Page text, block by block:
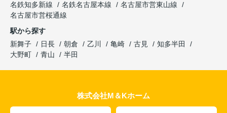
名鉄知多新線
名鉄名古屋本線
名古屋市営東山線
名古屋市営桜通線
駅から探す
新舞子
日長 朝倉 乙川 亀崎 古見
知多半田
大野町
青山 半田
株式会社M＆Kホーム